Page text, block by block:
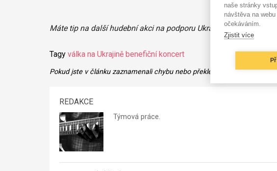
Máte tip na další hudební akci na podporu Ukrajiny? Napište nám
Tagy válka na Ukrajině benefiční koncert
Pokud jste v článku zaznamenali chybu nebo překlep, dejte nám
REDAKCE
Týmová práce.
naše stránky
návštěva na
očekáváním.
Zjistit více